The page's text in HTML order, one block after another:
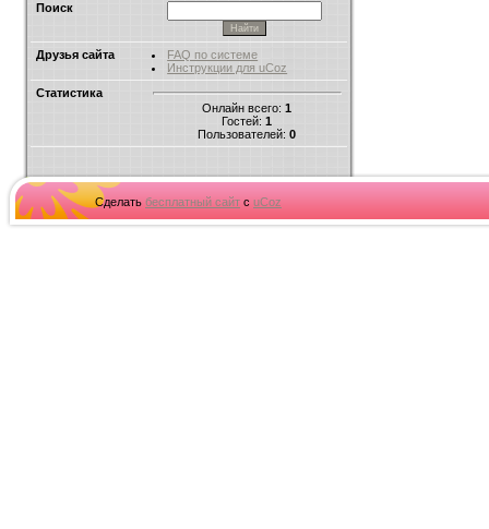
Поиск
Друзья сайта
FAQ по системе
Инструкции для uCoz
Статистика
Онлайн всего: 1
Гостей: 1
Пользователей: 0
Сделать бесплатный сайт с uCoz